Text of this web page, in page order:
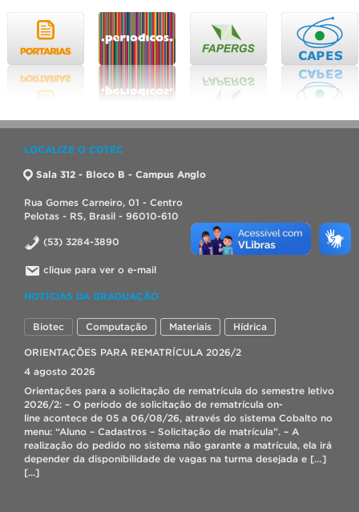
LOCALIZE O CDTEC
Sala 312 - Bloco B - Campus Anglo
Rua Gomes Carneiro, 01 - Centro
Pelotas - RS, Brasil - 96010-610
(53) 3284-3890
clique para ver o e-mail
NOTÍCIAS DA GRADUAÇÃO
Biotec Computação Materiais Hídrica
ORIENTAÇÕES PARA REMATRÍCULA 2026/2
4 agosto 2026
Orientações para a solicitação de rematrícula do semestre letivo
2026/2: – O período de solicitação de rematrícula on-
line acontece de 05 a 06/08/26, através do sistema Cobalto no
menu: “Aluno – Cadastros – Solicitação de matrícula”. – A
realização do pedido no sistema não garante a matrícula, ela irá
depender da disponibilidade de vagas na turma desejada e […]
[...]